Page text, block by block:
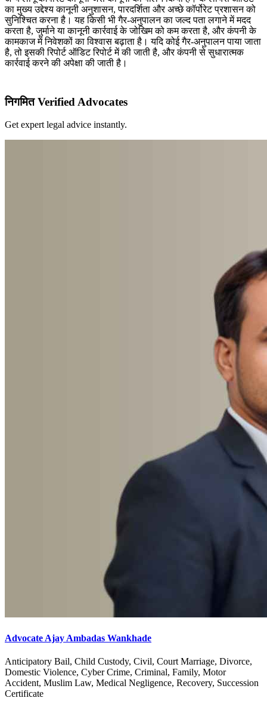
का मुख्य उद्देश्य कानूनी अनुशासन, पारदर्शिता और अच्छे कॉर्पोरेट प्रशासन को
सुनिश्चित करना है। यह किसी भी गैर-अनुपालन का जल्द पता लगाने में मदद
करता है, जुर्माने या कानूनी कार्रवाई के जोखिम को कम करता है, और कंपनी के
कामकाज में निवेशकों का विश्वास बढ़ाता है। यदि कोई गैर-अनुपालन पाया जाता
है, तो इसकी रिपोर्ट ऑडिट रिपोर्ट में की जाती है, और कंपनी से सुधारात्मक
कार्रवाई करने की अपेक्षा की जाती है।
निगमित Verified Advocates
Get expert legal advice instantly.
Advocate Ajay Ambadas Wankhade
Anticipatory Bail, Child Custody, Civil, Court Marriage, Divorce,
Domestic Violence, Cyber Crime, Criminal, Family, Motor
Accident, Muslim Law, Medical Negligence, Recovery, Succession
Certificate